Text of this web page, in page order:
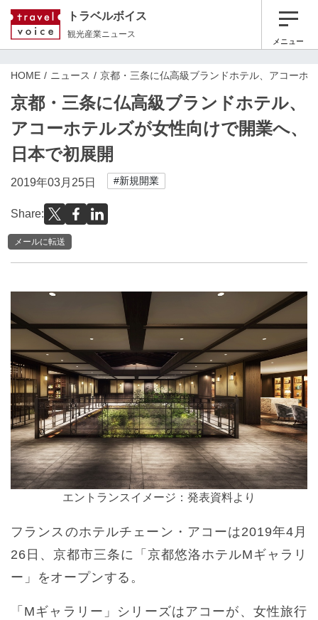
トラベルボイス
観光産業ニュース
メニュー
HOME ニュース 京都・三条に仏高級ブランドホテル、アコーホ
京都・三条に仏高級ブランドホテル、
アコーホテルズが女性向けで開業へ、
日本で初展開
2019年03月25日 #新規開業
Share:
メールに転送
エントランスイメージ：発表資料より
フランスのホテルチェーン・アコーは2019年4月
26日、京都市三条に「京都悠洛ホテルMギャラリ
ー」をオープンする。
「Mギャラリー」シリーズはアコーが、女性旅行